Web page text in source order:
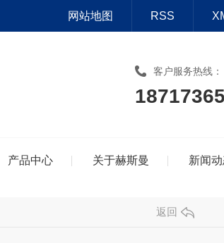
网站地图 RSS
客户服务热线：
产品中心 关于赫斯曼 新闻
返回